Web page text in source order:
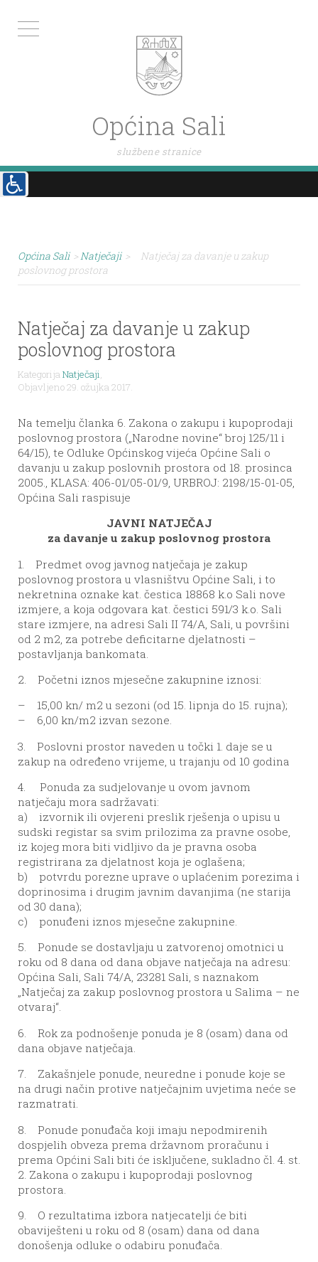
Općina Sali
službene stranice
Općina Sali > Natječaji >
Natječaj za davanje u zakup
poslovnog prostora
Natječaj za davanje u zakup
poslovnog prostora
KategorijaNatječaji,
Objavljeno 29. ožujka 2017.
Na temelju članka 6. Zakona o zakupu i kupoprodaji
poslovnog prostora („Narodne novine“ broj 125/11 i
64/15), te Odluke Općinskog vijeća Općine Sali o
davanju u zakup poslovnih prostora od 18. prosinca
2005., KLASA: 406-01/05-01/9, URBROJ: 2198/15-01-05,
Općina Sali raspisuje
JAVNI NATJEČAJ
za davanje u zakup poslovnog prostora
1. Predmet ovog javnog natječaja je zakup
poslovnog prostora u vlasništvu Općine Sali, i to
nekretnina oznake kat. čestica 18868 k.o Sali nove
izmjere, a koja odgovara kat. čestici 591/3 k.o. Sali
stare izmjere, na adresi Sali II 74/A, Sali, u površini
od 2 m2, za potrebe deficitarne djelatnosti –
postavljanja bankomata.
2. Početni iznos mjesečne zakupnine iznosi:
– 15,00 kn/ m2 u sezoni (od 15. lipnja do 15. rujna);
– 6,00 kn/m2 izvan sezone.
3. Poslovni prostor naveden u točki 1. daje se u
zakup na određeno vrijeme, u trajanju od 10 godina
4. Ponuda za sudjelovanje u ovom javnom
natječaju mora sadržavati:
a) izvornik ili ovjereni preslik rješenja o upisu u
sudski registar sa svim prilozima za pravne osobe,
iz kojeg mora biti vidljivo da je pravna osoba
registrirana za djelatnost koja je oglašena;
b) potvrdu porezne uprave o uplaćenim porezima i
doprinosima i drugim javnim davanjima (ne starija
od 30 dana);
c) ponuđeni iznos mjesečne zakupnine.
5. Ponude se dostavljaju u zatvorenoj omotnici u
roku od 8 dana od dana objave natječaja na adresu:
Općina Sali, Sali 74/A, 23281 Sali, s naznakom
„Natječaj za zakup poslovnog prostora u Salima – ne
otvaraj“.
6. Rok za podnošenje ponuda je 8 (osam) dana od
dana objave natječaja.
7. Zakašnjele ponude, neuredne i ponude koje se
na drugi način protive natječajnim uvjetima neće se
razmatrati.
8. Ponude ponuđača koji imaju nepodmirenih
dospjelih obveza prema državnom proračunu i
prema Općini Sali biti će isključene, sukladno čl. 4. st.
2. Zakona o zakupu i kupoprodaji poslovnog
prostora.
9. O rezultatima izbora natjecatelji će biti
obaviješteni u roku od 8 (osam) dana od dana
donošenja odluke o odabiru ponuđača.